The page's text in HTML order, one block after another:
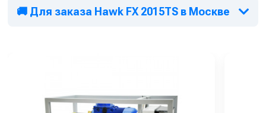
🚚 Для заказа Hawk FX 2015TS в Москве